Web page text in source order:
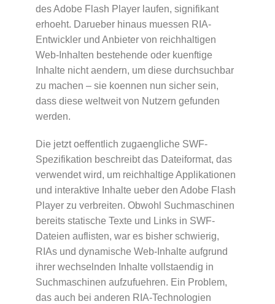
des Adobe Flash Player laufen, signifikant
erhoeht. Darueber hinaus muessen RIA-
Entwickler und Anbieter von reichhaltigen
Web-Inhalten bestehende oder kuenftige
Inhalte nicht aendern, um diese durchsuchbar
zu machen – sie koennen nun sicher sein,
dass diese weltweit von Nutzern gefunden
werden.
Die jetzt oeffentlich zugaengliche SWF-
Spezifikation beschreibt das Dateiformat, das
verwendet wird, um reichhaltige Applikationen
und interaktive Inhalte ueber den Adobe Flash
Player zu verbreiten. Obwohl Suchmaschinen
bereits statische Texte und Links in SWF-
Dateien auflisten, war es bisher schwierig,
RIAs und dynamische Web-Inhalte aufgrund
ihrer wechselnden Inhalte vollstaendig in
Suchmaschinen aufzufuehren. Ein Problem,
das auch bei anderen RIA-Technologien